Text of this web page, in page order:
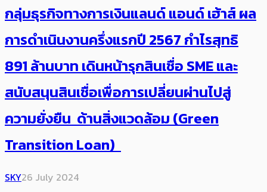
กลุ่มธุรกิจทางการเงินแลนด์ แอนด์ เฮ้าส์ ผล
การดำเนินงานครึ่งแรกปี 2567 กำไรสุทธิ
891 ล้านบาท เดินหน้ารุกสินเชื่อ SME และ
สนับสนุนสินเชื่อเพื่อการเปลี่ยนผ่านไปสู่
ความยั่งยืน ด้านสิ่งแวดล้อม (Green
Transition Loan)
SKY26 July 2024